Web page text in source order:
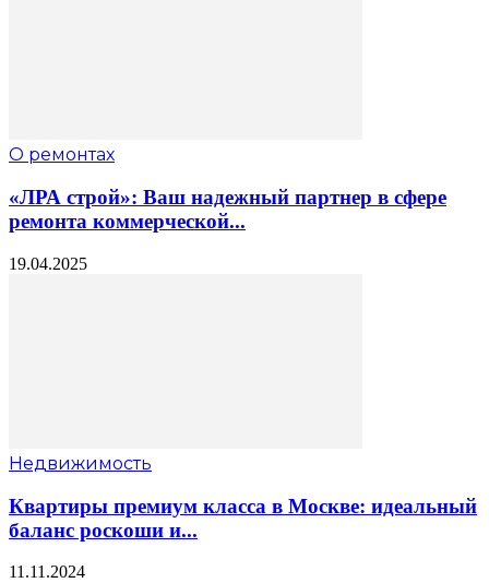
О ремонтах
«ЛРА строй»: Ваш надежный партнер в сфере
ремонта коммерческой...
19.04.2025
Недвижимость
Квартиры премиум класса в Москве: идеальный
баланс роскоши и...
11.11.2024